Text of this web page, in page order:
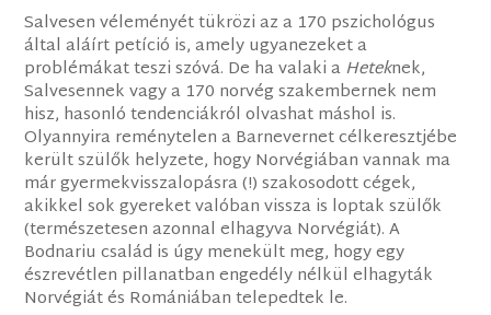
Salvesen véleményét tükrözi az a 170 pszichológus
által aláírt petíció is, amely ugyanezeket a
problémákat teszi szóvá. De ha valaki aHeteknek,
Salvesennek vagy a 170 norvég szakembernek nem
hisz, hasonló tendenciákról olvashat máshol is.
Olyannyira reménytelen a Barnevernet célkeresztjébe
került szülők helyzete, hogy Norvégiában vannak ma
már gyermekvisszalopásra (!) szakosodott cégek,
akikkel sok gyereket valóban vissza is loptak szülők
(természetesen azonnal elhagyva Norvégiát). A
Bodnariu család is úgy menekült meg, hogy egy
észrevétlen pillanatban engedély nélkül elhagyták
Norvégiát és Romániában telepedtek le.